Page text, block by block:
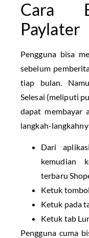
Cara
Paylater
Pengguna bisa
sebelum
tiap bulan.
Selesai (meliputi
dapat membayar
langkah-
Dari
kemudian
terbaru
Ketuk
Ketuk pada
Ketuk tab
Pengguna cuma